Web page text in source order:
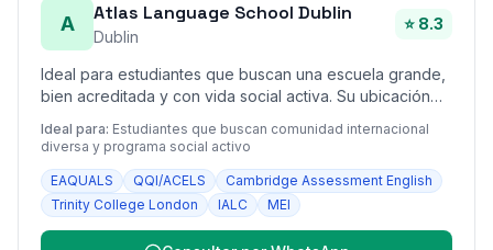
A Atlas Language School Dublin
Dublin
⭐ 8.3
Ideal para estudiantes que buscan una escuela grande,
bien acreditada y con vida social activa. Su ubicación
algo más económicos que en el corazón de Dublín.
Ideal para: Estudiantes que buscan comunidad internacional
diversa y programa social activo
EAQUALS QQI/ACELS
Cambridge Assessment English
Trinity College London
IALC MEI